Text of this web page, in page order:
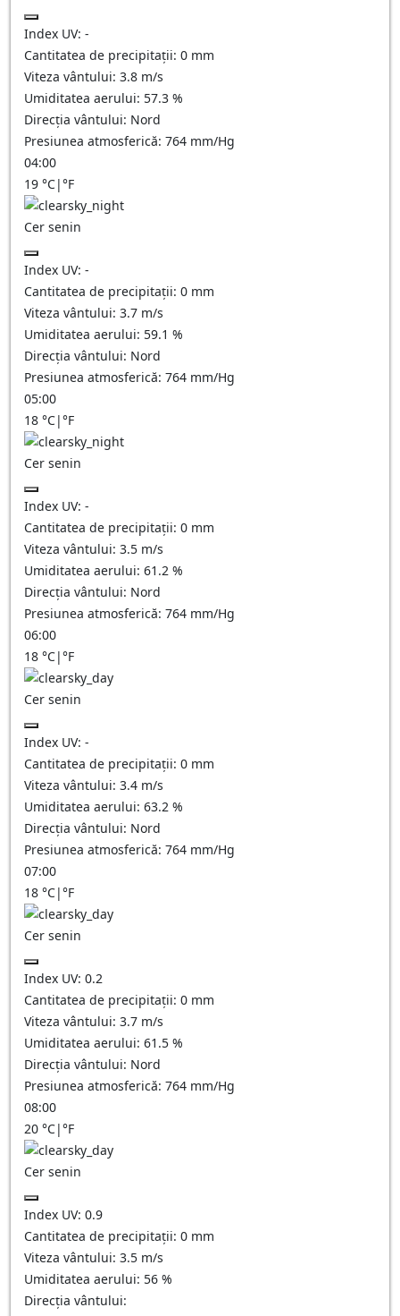
Index UV: -
Cantitatea de precipitații: 0 mm
Viteza vântului: 3.8 m/s
Umiditatea aerului: 57.3 %
Direcția vântului: Nord
Presiunea atmosferică: 764 mm/Hg
04:00
19 °C|°F
Cer senin
Index UV: -
Cantitatea de precipitații: 0 mm
Viteza vântului: 3.7 m/s
Umiditatea aerului: 59.1 %
Direcția vântului: Nord
Presiunea atmosferică: 764 mm/Hg
05:00
18 °C|°F
Cer senin
Index UV: -
Cantitatea de precipitații: 0 mm
Viteza vântului: 3.5 m/s
Umiditatea aerului: 61.2 %
Direcția vântului: Nord
Presiunea atmosferică: 764 mm/Hg
06:00
18 °C|°F
Cer senin
Index UV: -
Cantitatea de precipitații: 0 mm
Viteza vântului: 3.4 m/s
Umiditatea aerului: 63.2 %
Direcția vântului: Nord
Presiunea atmosferică: 764 mm/Hg
07:00
18 °C|°F
Cer senin
Index UV: 0.2
Cantitatea de precipitații: 0 mm
Viteza vântului: 3.7 m/s
Umiditatea aerului: 61.5 %
Direcția vântului: Nord
Presiunea atmosferică: 764 mm/Hg
08:00
20 °C|°F
Cer senin
Index UV: 0.9
Cantitatea de precipitații: 0 mm
Viteza vântului: 3.5 m/s
Umiditatea aerului: 56 %
Direcția vântului: